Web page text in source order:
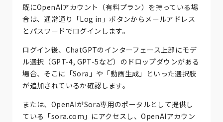
既にOpenAIアカウント（有料プラン）を持っている場
合は、通常通り「Log in」ボタンからメールアドレス
とパスワードでログインします。
ログイン後、ChatGPTのインターフェース上部にモデ
ル選択（GPT-4, GPT-5など）のドロップダウンがある
場合、そこに「Sora」や「動画生成」といった選択肢
が追加されているか確認します。
または、OpenAIがSora専用のポータルとして提供し
ている「sora.com」にアクセスし、OpenAIアカウン